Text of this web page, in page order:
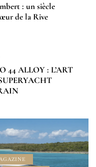
: un siècle
de la Rive
44 ALLOY : L’ART